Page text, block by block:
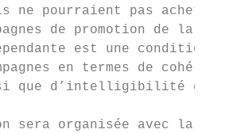
ne pourraient pas
de promotion de la
est une
en termes de
que d’intelligibilité des
sera organisée avec la